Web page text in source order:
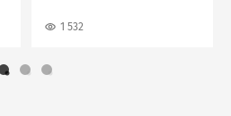
1 532